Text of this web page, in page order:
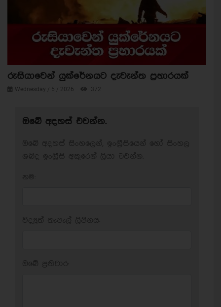
රුසියාවෙන් යුක්රේනයට දැවැන්ත ප්‍රහාරයක්
Wednesday / 5 / 2026 372
ඔබේ අදහස් එවන්න.